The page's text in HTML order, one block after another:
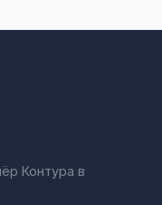
Контура в